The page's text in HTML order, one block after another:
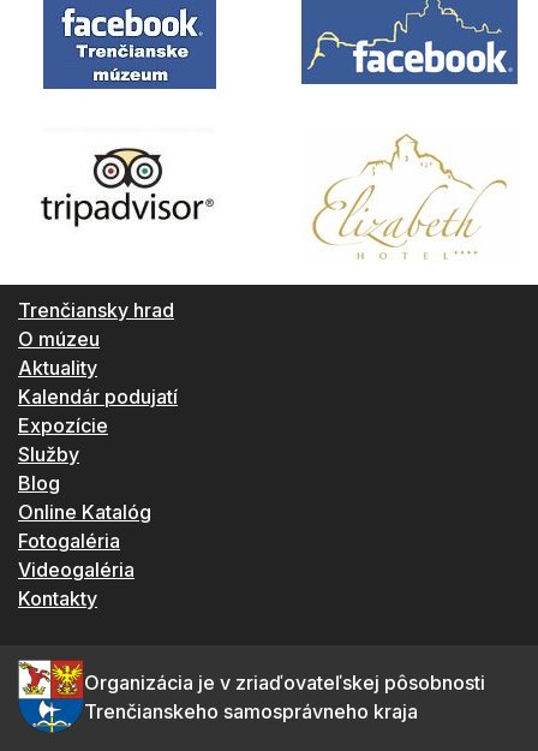
Trenčiansky hrad
O múzeu
Aktuality
Kalendár podujatí
Expozície
Služby
Blog
Online Katalóg
Fotogaléria
Videogaléria
Kontakty
Organizácia je v zriaďovateľskej pôsobnosti
Trenčianskeho samosprávneho kraja